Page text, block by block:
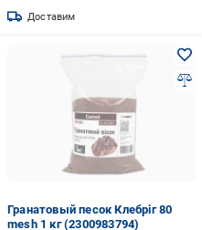
Доставим
Гранатовый песок Клебріг 80
mesh 1 кг (2300983794)